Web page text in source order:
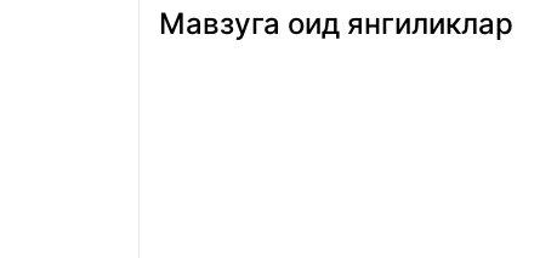
Мавзуга оид янгиликлар